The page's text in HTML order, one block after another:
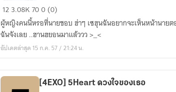
●●YOU
YOU●●
[HYUNA×LUHAN]
{4MINUTE,EXO}
12 3.08K700 (0)
ผู้หญิงคนนี้หรอที่นายชอบ ฮ่าๆ เซฮุนฉันอยากจะเห็นหน้านาย
ฉันจังเลย ..ฮานฮยอนมาแล้ววว >_<
อัปเดตล่าสุด 15 ก.ค. 57 / 21:24 น.
[4EXO] 5Heart ดวงใจของเธอ